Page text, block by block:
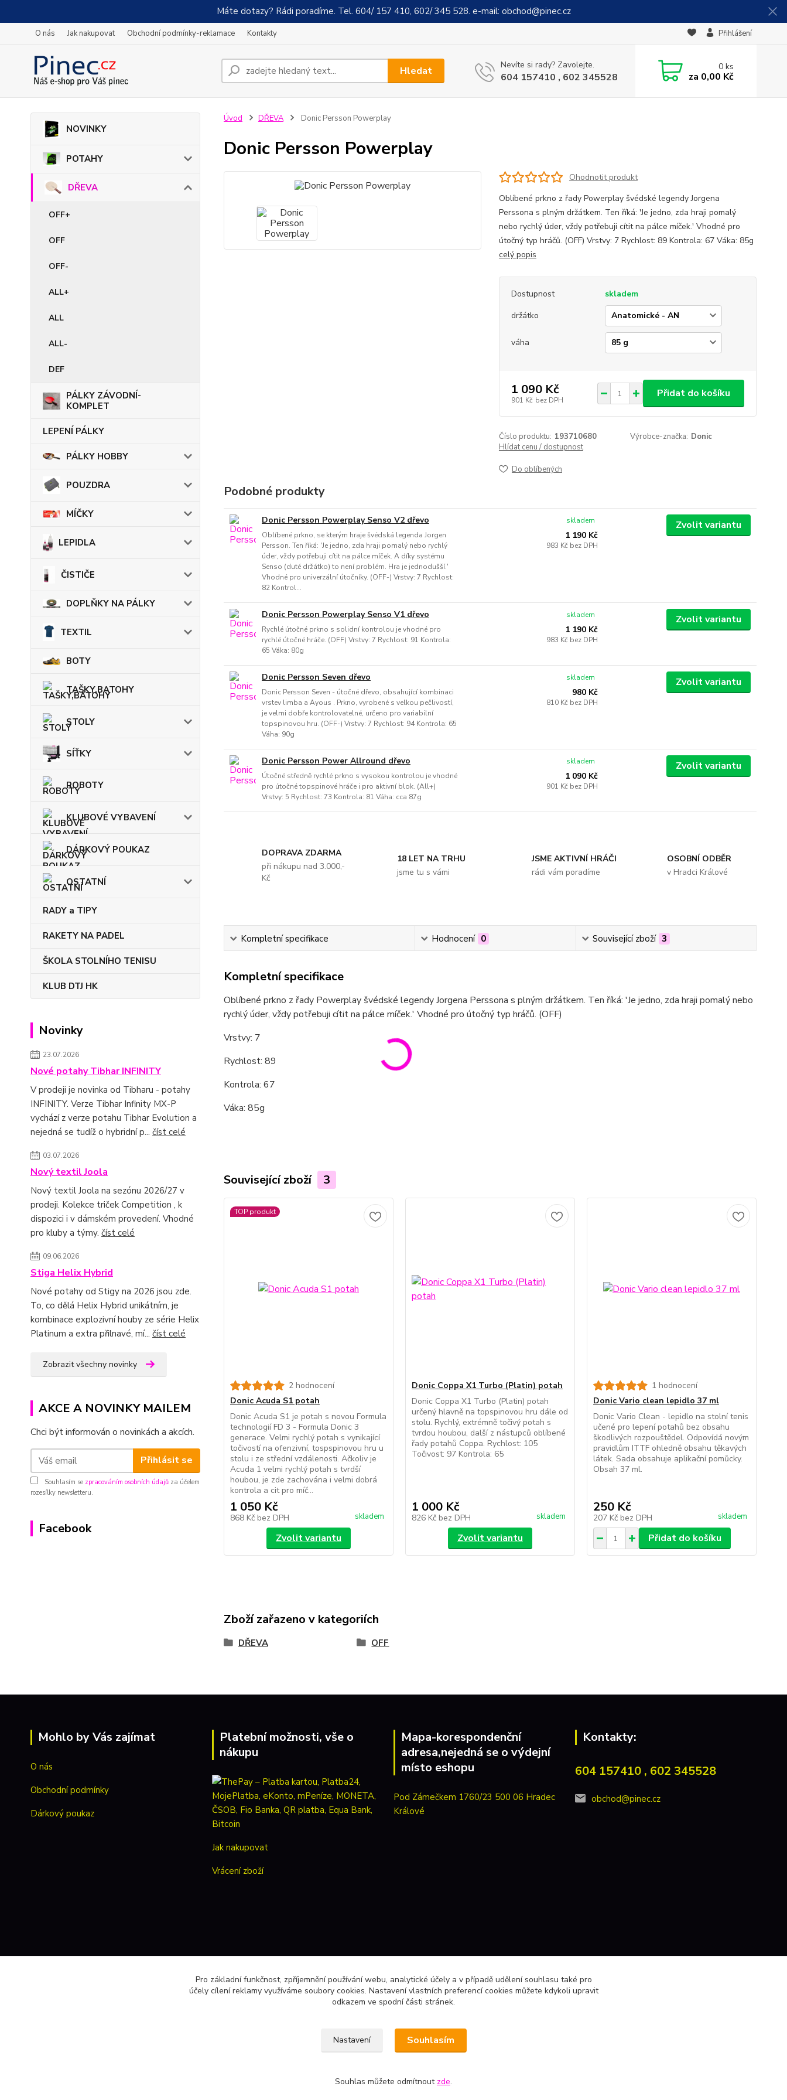
Máte dotazy? Rádi poradíme. Tel. 604/ 157 410, 602/ 345 528. e-mail: obchod@pinec.cz
O nás Jak nakupovat Obchodní podmínky-reklamace Kontakty Přihlášení
Hledat Nevíte si rady? Zavolejte.
604 157410 , 602 345528
0ks
za 0,00 Kč
NOVINKY
POTAHY
DŘEVA
OFF+
OFF
OFF-
ALL+
ALL
ALL-
DEF
PÁLKY ZÁVODNÍ-
KOMPLET
LEPENÍ PÁLKY
PÁLKY HOBBY
POUZDRA
MÍČKY
LEPIDLA
ČISTIČE
DOPLŇKY NA PÁLKY
TEXTIL
BOTY
TAŠKY,BATOHY
STOLY
SÍŤKY
ROBOTY
KLUBOVÉ VYBAVENÍ
DÁRKOVÝ POUKAZ
OSTATNÍ
RADY a TIPY
RAKETY NA PADEL
ŠKOLA STOLNÍHO TENISU
KLUB DTJ HK
Novinky
23.07.2026
Nové potahy Tibhar INFINITY
V prodeji je novinka od Tibharu - potahy
INFINITY. Verze Tibhar Infinity MX-P
vychází z verze potahu Tibhar Evolution a
nejedná se tudíž o hybridní p... číst celé
03.07.2026
Nový textil Joola
Nový textil Joola na sezónu 2026/27 v
prodeji. Kolekce triček Competition , k
dispozici i v dámském provedení. Vhodné
pro kluby a týmy. číst celé
09.06.2026
Stiga Helix Hybrid
Nové potahy od Stigy na 2026 jsou zde.
To, co dělá Helix Hybrid unikátním, je
kombinace explozivní houby ze série Helix
Platinum a extra přilnavé, mí... číst celé
Zobrazit všechny novinky
AKCE A NOVINKY MAILEM
Chci být informován o novinkách a akcích.
Přihlásit se
Souhlasím se zpracováním osobních údajů za účelem
rozesílky newsletteru.
Facebook
Úvod DŘEVA Donic Persson Powerplay
Donic Persson Powerplay
Ohodnotit produkt
Oblíbené prkno z řady Powerplay švédské legendy Jorgena
Perssona s plným držátkem. Ten říká: 'Je jedno, zda hraji pomalý
nebo rychlý úder, vždy potřebuji cítit na pálce míček.' Vhodné pro
útočný typ hráčů. (OFF) Vrstvy: 7 Rychlost: 89 Kontrola: 67 Váka: 85g
celý popis
Dostupnost
skladem
držátko
váha
1 090 Kč
901 Kč bez DPH
Přidat do košíku
Číslo produktu: 193710680 Výrobce-značka: Donic
Hlídat cenu / dostupnost
Do oblíbených
Podobné produkty
Donic Persson Powerplay Senso V2 dřevo
Oblíbené prkno, se kterým hraje švédská legenda Jorgen
Persson. Ten říká: 'Je jedno, zda hraji pomalý nebo rychlý
úder, vždy potřebuji cítit na pálce míček. A díky systému
Senso (duté držátko) to není problém. Hra je jednodušší.'
Vhodné pro univerzální útočníky. (OFF-) Vrstvy: 7 Rychlost:
82 Kontrol...
1 190 Kč
983 Kč bez DPH
skladem Zvolit variantu
Donic Persson Powerplay Senso V1 dřevo
Rychlé útočné prkno s solidní kontrolou je vhodné pro
rychlé útočné hráče. (OFF) Vrstvy: 7 Rychlost: 91 Kontrola:
65 Váka: 80g
1 190 Kč
983 Kč bez DPH
skladem Zvolit variantu
Donic Persson Seven dřevo
Donic Persson Seven - útočné dřevo, obsahující kombinaci
vrstev limba a Ayous . Prkno, vyrobené s velkou pečlivostí,
je velmi dobře kontrolovatelné, určeno pro variabilní
topspinovou hru. (OFF-) Vrstvy: 7 Rychlost: 94 Kontrola: 65
Váha: 90g
980 Kč
810 Kč bez DPH
skladem Zvolit variantu
Donic Persson Power Allround dřevo
Útočné středně rychlé prkno s vysokou kontrolou je vhodné
pro útočné topspinové hráče i pro aktivní blok. (All+)
Vrstvy: 5 Rychlost: 73 Kontrola: 81 Váha: cca 87g
1 090 Kč
901 Kč bez DPH
skladem Zvolit variantu
DOPRAVA ZDARMA
při nákupu nad 3.000,-
Kč
18 LET NA TRHU
jsme tu s vámi
JSME AKTIVNÍ HRÁČI
rádi vám poradíme
OSOBNÍ ODBĚR
v Hradci Králové
Kompletní specifikace Hodnocení 0 Související zboží 3
Kompletní specifikace
Oblíbené prkno z řady Powerplay švédské legendy Jorgena Perssona s plným držátkem. Ten říká: 'Je jedno, zda hraji pomalý nebo
rychlý úder, vždy potřebuji cítit na pálce míček.' Vhodné pro útočný typ hráčů. (OFF)
Vrstvy: 7
Rychlost: 89
Kontrola: 67
Váka: 85g
Související zboží 3
TOP produkt
2 hodnocení
Donic Acuda S1 potah
Donic Acuda S1 je potah s novou Formula
technologií FD 3 - Formula Donic 3
generace. Velmi rychlý potah s vynikající
točivostí na ofenzivní, tospspinovou hru u
stolu i ze střední vzdálenosti. Ačkoliv je
Acuda 1 velmi rychlý potah s tvrdší
houbou, je zde zachována i velmi dobrá
kontrola a cit pro míč...
1 050 Kč
868 Kč bez DPH skladem
Zvolit variantu
Donic Coppa X1 Turbo (Platin) potah
Donic Coppa X1 Turbo (Platin) potah
určený hlavně na topspinovou hru dále od
stolu. Rychlý, extrémně točivý potah s
tvrdou houbou, další z nástupců oblíbené
řady potahů Coppa. Rychlost: 105
Točivost: 97 Kontrola: 65
1 000 Kč
826 Kč bez DPH skladem
Zvolit variantu
1 hodnocení
Donic Vario clean lepidlo 37 ml
Donic Vario Clean - lepidlo na stolní tenis
učené pro lepení potahů bez obsahu
škodlivých rozpouštědel. Odpovídá novým
pravidlům ITTF ohledně obsahu těkavých
látek. Sada obsahuje aplikační pomůcky.
Obsah 37 ml.
250 Kč
207 Kč bez DPH skladem
Přidat do košíku
Zboží zařazeno v kategoriích
DŘEVA OFF
Mohlo by Vás zajímat
O nás
Obchodní podmínky
Dárkový poukaz
Platební možnosti, vše o
nákupu
Jak nakupovat
Vrácení zboží
Mapa-korespondenční
adresa,nejedná se o výdejní
místo eshopu
Pod Zámečkem 1760/23 500 06 Hradec
Králové
Kontakty:
604 157410 , 602 345528
obchod@pinec.cz
Pro základní funkčnost, zpříjemnění používání webu, analytické účely a v případě udělení souhlasu také pro
účely cílení reklamy využíváme soubory cookies. Nastavení vlastních preferencí cookies můžete kdykoli upravit
odkazem ve spodní části stránek.
Nastavení Souhlasím
Souhlas můžete odmítnout zde.